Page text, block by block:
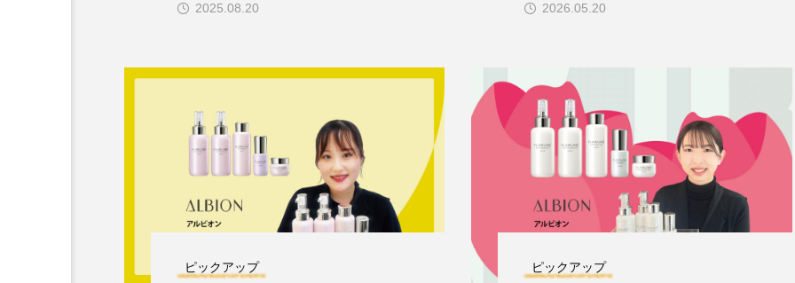
2025.08.20 2026.05.20
ピックアップ ピックアップ